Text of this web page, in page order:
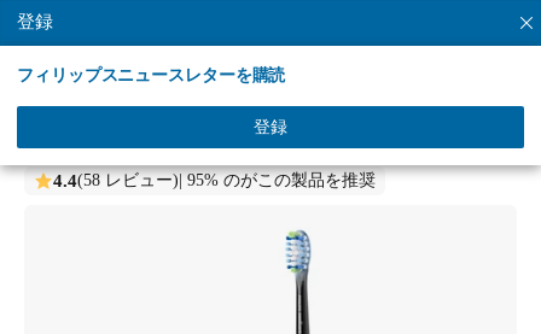
登録
フィリップスニュースレターを購読
登録
6000 シリーズ
ソニッケアー 5300シリーズ
4.4(58 レビュー) | 95% のがこの製品を推奨